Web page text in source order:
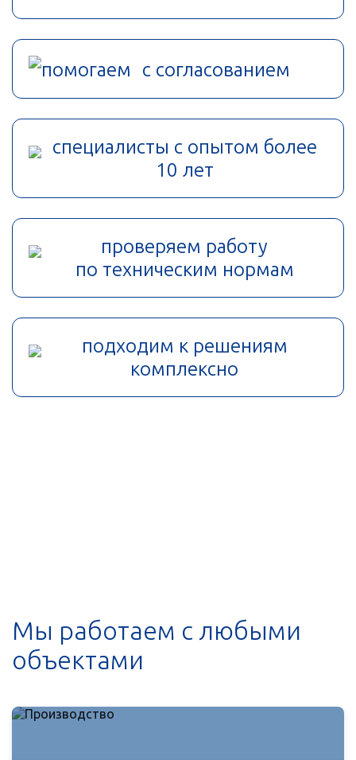
помогаем с согласованием
специалисты с опытом более
10 лет
проверяем работу
по техническим нормам
подходим к решениям
комплексно
Мы работаем с любыми
объектами